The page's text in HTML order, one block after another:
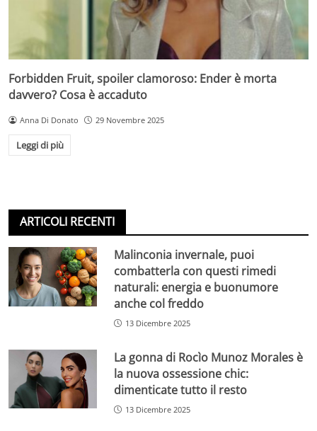
Forbidden Fruit, spoiler clamoroso: Ender è morta
davvero? Cosa è accaduto
Anna Di Donato 29 Novembre 2025
Leggi di più
ARTICOLI RECENTI
Malinconia invernale, puoi
combatterla con questi rimedi
naturali: energia e buonumore
anche col freddo
13 Dicembre 2025
La gonna di Rocìo Munoz Morales è
la nuova ossessione chic:
dimenticate tutto il resto
13 Dicembre 2025